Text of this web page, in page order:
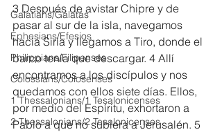
Galatians/Gálatas
Ephesians/Efesios
Philippians/Filipenses
Colossians/Colosenses
1 Thessalonians/1 Tesalonicenses
2 Thessalonians/2 Tesalonicenses
3 Después de avistar Chipre y de
pasar al sur de la isla, navegamos
hacia Siria y llegamos a Tiro, donde el
barco tenía que descargar. 4 Allí
encontramos a los discípulos y nos
quedamos con ellos siete días. Ellos,
por medio del Espíritu, exhortaron a
Pablo a que no subiera a Jerusalén. 5